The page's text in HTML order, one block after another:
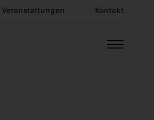
Veranstaltungen Kontakt